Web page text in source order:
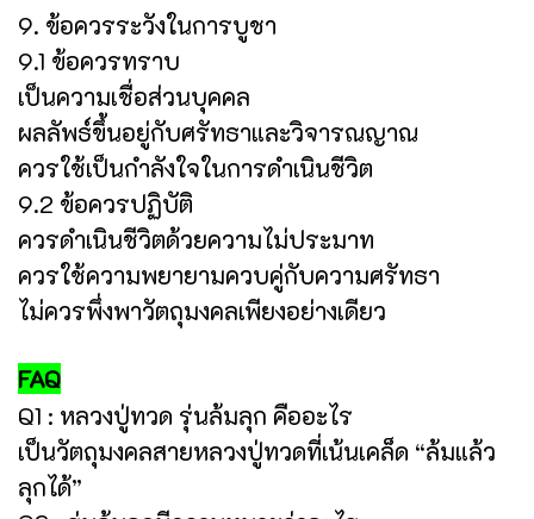
9. ข้อควรระวังในการบูชา
9.1 ข้อควรทราบ
เป็นความเชื่อส่วนบุคคล
ผลลัพธ์ขึ้นอยู่กับศรัทธาและวิจารณญาณ
ควรใช้เป็นกำลังใจในการดำเนินชีวิต
9.2 ข้อควรปฏิบัติ
ควรดำเนินชีวิตด้วยความไม่ประมาท
ควรใช้ความพยายามควบคู่กับความศรัทธา
ไม่ควรพึ่งพาวัตถุมงคลเพียงอย่างเดียว
FAQ
Q1 : หลวงปู่ทวด รุ่นล้มลุก คืออะไร
เป็นวัตถุมงคลสายหลวงปู่ทวดที่เน้นเคล็ด “ล้มแล้ว
ลุกได้”